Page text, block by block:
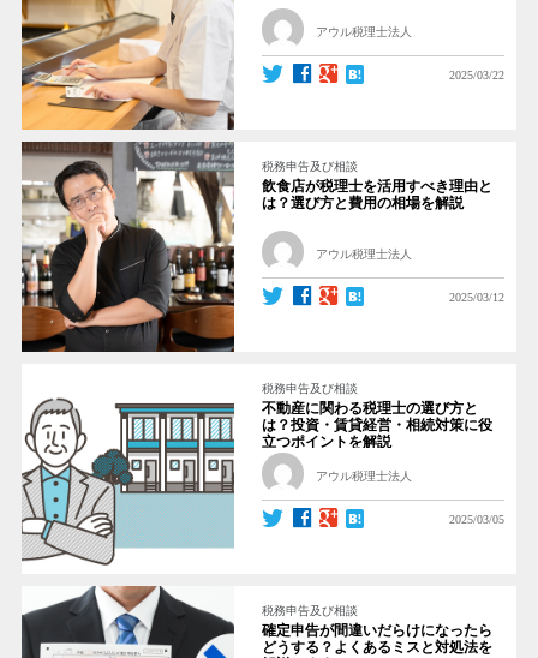
アウル税理士法人
2025/03/22
税務申告及び相談
飲食店が税理士を活用すべき理由と
は？選び方と費用の相場を解説
アウル税理士法人
2025/03/12
税務申告及び相談
不動産に関わる税理士の選び方と
は？投資・賃貸経営・相続対策に役
立つポイントを解説
アウル税理士法人
2025/03/05
税務申告及び相談
確定申告が間違いだらけになったら
どうする？よくあるミスと対処法を